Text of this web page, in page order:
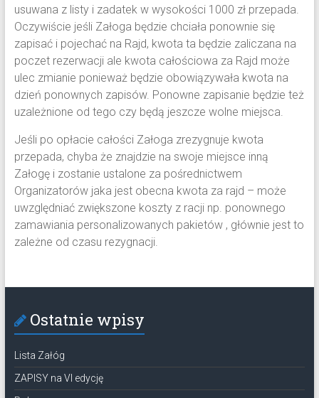
usuwana z listy i zadatek w wysokości 1000 zł przepada.
Oczywiście jeśli Załoga będzie chciała ponownie się
zapisać i pojechać na Rajd, kwota ta będzie zaliczana na
poczet rezerwacji ale kwota całościowa za Rajd może
ulec zmianie ponieważ będzie obowiązywała kwota na
dzień ponownych zapisów. Ponowne zapisanie będzie też
uzależnione od tego czy będą jeszcze wolne miejsca.
Jeśli po opłacie całości Załoga zrezygnuje kwota
przepada, chyba że znajdzie na swoje miejsce inną
Załogę i zostanie ustalone za pośrednictwem
Organizatorów jaka jest obecna kwota za rajd – może
uwzględniać zwiększone koszty z racji np. ponownego
zamawiania personalizowanych pakietów , głównie jest to
zależne od czasu rezygnacji.
Ostatnie wpisy
Lista Załóg
ZAPISY na VI edycję